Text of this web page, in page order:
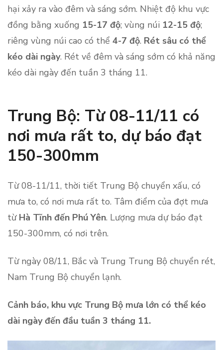
hại xảy ra vào đêm và sáng sớm. Nhiệt độ khu vực
đồng bằng xuống 15-17 độ; vùng núi 12-15 độ;
riêng vùng núi cao có thể 4-7 độ. Rét sâu có thể
kéo dài ngày. Rét về đêm và sáng sớm có khả năng
kéo dài ngày đến tuần 3 tháng 11.
Trung Bộ: Từ 08-11/11 có
nơi mưa rất to, dự báo đạt
150-300mm
Từ 08-11/11, thời tiết Trung Bộ chuyển xấu, có
mưa to, có nơi mưa rất to. Tâm điểm của đợt mưa
từ Hà Tĩnh đến Phú Yên. Lượng mưa dự báo đạt
150-300mm, có nơi trên.
Từ ngày 08/11, Bắc và Trung Trung Bộ chuyển rét,
Nam Trung Bộ chuyển lạnh.
Cảnh báo, khu vực Trung Bộ mưa lớn có thể kéo
dài ngày đến đầu tuần 3 tháng 11.